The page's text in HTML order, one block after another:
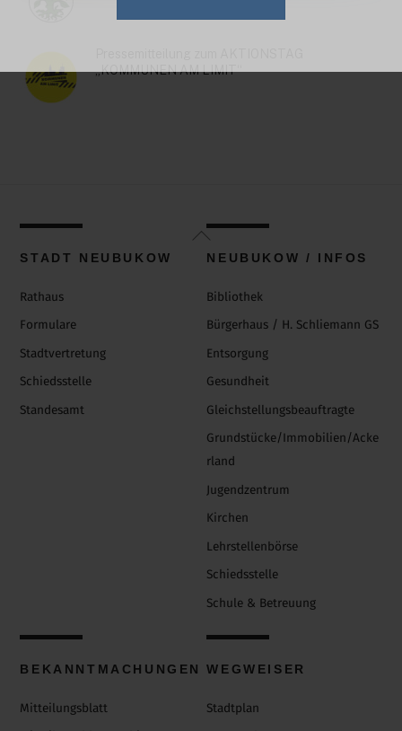
„KOMMUNEN AM LIMIT“
Back
To
STADT NEUBUKOW
Rathaus
Formulare
Stadtvertretung
Schiedsstelle
Standesamt
NEUBUKOW / INFOS
Bibliothek
Bürgerhaus / H. Schliemann GS
Entsorgung
Gesundheit
Gleichstellungsbeauftragte
Grundstücke/Immobilien/Acke
rland
Jugendzentrum
Kirchen
Lehrstellenbörse
Schiedsstelle
Schule & Betreuung
BEKANNTMACHUNGEN
Mitteilungsblatt
WEGWEISER
Stadtplan